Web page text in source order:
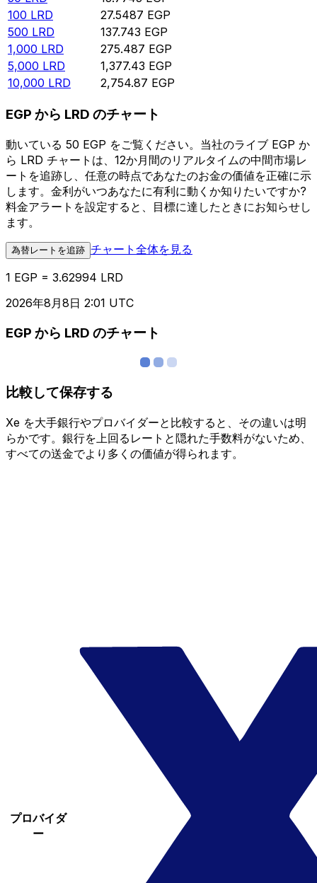
100 LRD 27.5487 EGP
500 LRD 137.743 EGP
1,000 LRD 275.487 EGP
5,000 LRD 1,377.43 EGP
10,000 LRD 2,754.87 EGP
EGP から LRD のチャート
動いている 50 EGP をご覧ください。当社のライブ EGP か
ら LRD チャートは、12か月間のリアルタイムの中間市場レ
ートを追跡し、任意の時点であなたのお金の価値を正確に示
します。金利がいつあなたに有利に動くか知りたいですか?
料金アラートを設定すると、目標に達したときにお知らせし
ます。
為替レートを追跡 チャート全体を見る
1 EGP = 3.62994 LRD
2026年8月8日 2:01 UTC
EGP から LRD のチャート
比較して保存する
Xe を大手銀行やプロバイダーと比較すると、その違いは明
らかです。銀行を上回るレートと隠れた手数料がないため、
すべての送金でより多くの価値が得られます。
プロバイダ
ー